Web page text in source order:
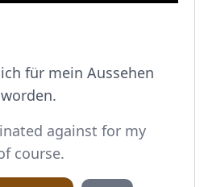
für mein Aussehen
against for my
course.